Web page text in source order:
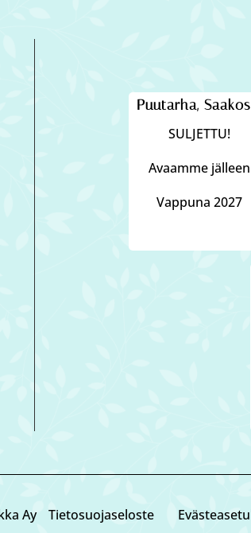
Puutarha,
SULJETTU!
Avaamme jälleen
Vappuna 2027
Ay Tietosuojaseloste